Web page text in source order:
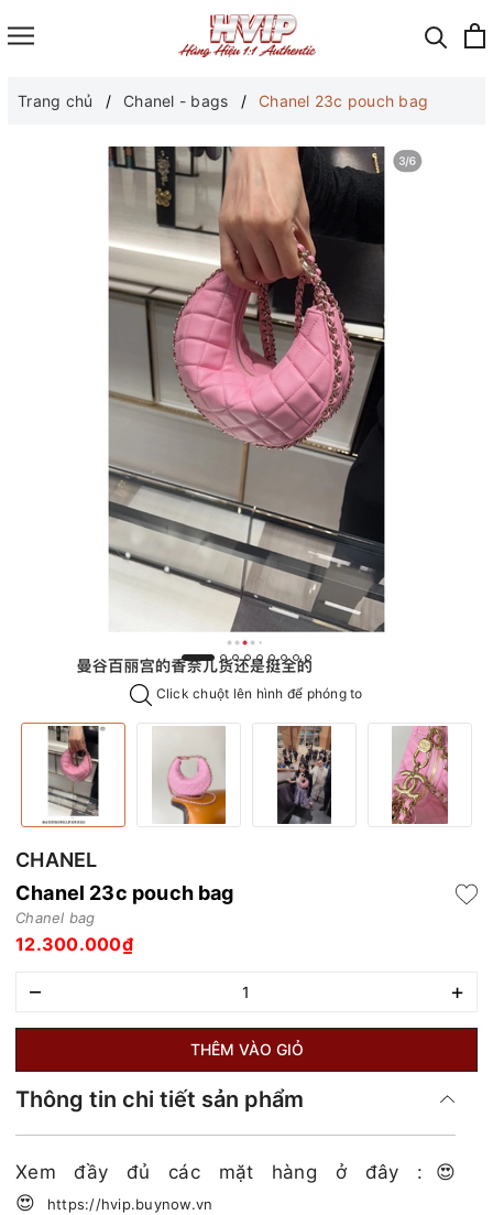
Trang chủ Chanel - bags Chanel 23c pouch bag
Click chuột lên hình để phóng to
CHANEL
Chanel 23c pouch bag
Chanel bag
12.300.000₫
– +
THÊM VÀO GIỎ
Thông tin chi tiết sản phẩm
Xem đầy đủ các mặt hàng ở đây :😍
😍
https://hvip.buynow.vn